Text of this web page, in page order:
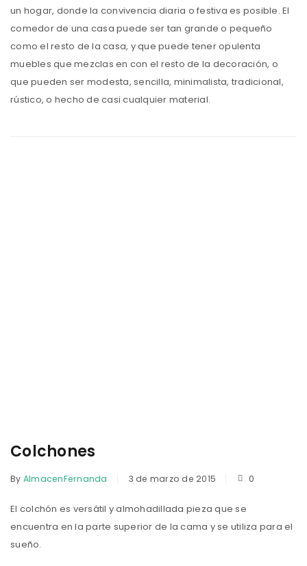
un hogar, donde la convivencia diaria o festiva es posible. El
comedor de una casa puede ser tan grande o pequeño
como el resto de la casa, y que puede tener opulenta
muebles que mezclas en con el resto de la decoración, o
que pueden ser modesta, sencilla, minimalista, tradicional,
rústico, o hecho de casi cualquier material.
Colchones
By AlmacenFernanda 3 de marzo de 2015 0
El colchón es versátil y almohadillada pieza que se
encuentra en la parte superior de la cama y se utiliza para el
sueño.